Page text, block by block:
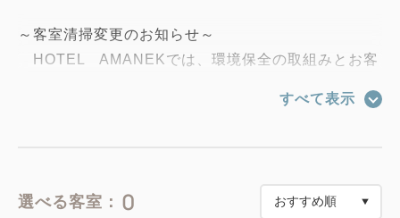
～客室清掃変更のお知らせ～
HOTEL AMANEKでは、環境保全の取組みとお客
ご連泊の客室清掃を以下のとおりさせていただきま
ご滞在中の清掃は2泊につき1回行います。
清掃を行わない日は、お部屋への入室を控え、客室ド
すべて表示
選べる客室： 0